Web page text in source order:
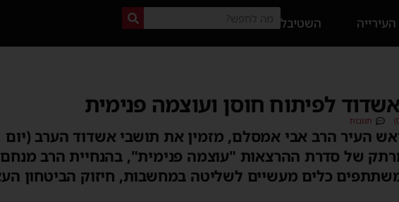
השטיבל
לפיתוח חוסן ועוצמה פנימית
תגובות
העיר הרב אבי אמסלם, מזמין את תושבי אשדוד הערב (יום
המרתק של סדרת ההרצאות "עוצמה פנימית", בהנחיית הרב מנחם
כלים מעשיים לשליטה במחשבות, חיזוק הביטחון